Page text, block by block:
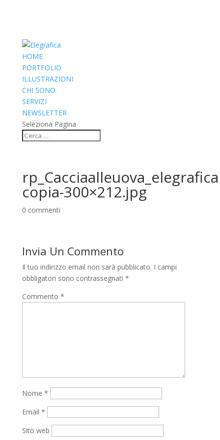
HOME
PORTFOLIO
ILLUSTRAZIONI
CHI SONO
SERVIZI
NEWSLETTER
Seleziona Pagina
copia-300×212.jpg
0 commenti
Invia Un Commento
Il tuo indirizzo email non sarà pubblicato. I campi
obbligatori sono contrassegnati *
Commento *
Nome *
Email *
Sito web